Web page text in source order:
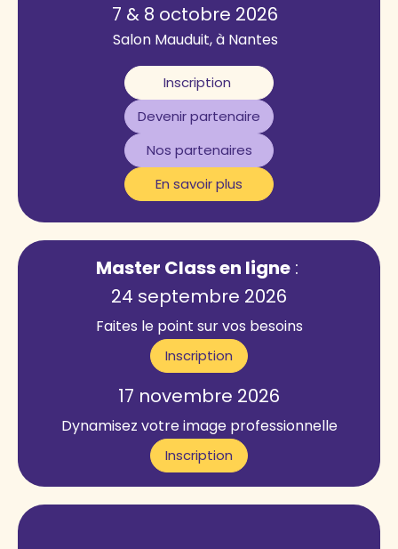
7 & 8 octobre 2026
Salon Mauduit, à Nantes
Inscription
Devenir partenaire
Nos partenaires
En savoir plus
Master Class en ligne:
24 septembre 2026
Faites le point sur vos besoins
Inscription
17 novembre 2026
Dynamisez votre image professionnelle
Inscription